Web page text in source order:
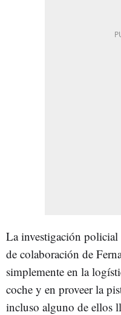
La investigación policial
de colaboración de
simplemente en la
coche y en proveer la
incluso alguno de ellos